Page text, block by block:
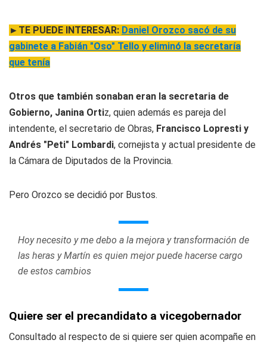
►TE PUEDE INTERESAR: Daniel Orozco sacó de su
gabinete a Fabián "Oso" Tello y eliminó la secretaría
que tenía
Otros que también sonaban eran la secretaria de
Gobierno, Janina Ortiz, quien además es pareja del
intendente, el secretario de Obras, Francisco Lopresti y
Andrés "Peti" Lombardi, cornejista y actual presidente de
la Cámara de Diputados de la Provincia.
Pero Orozco se decidió por Bustos.
Hoy necesito y me debo a la mejora y transformación de
las heras y Martín es quien mejor puede hacerse cargo
de estos cambios
Quiere ser el precandidato a vicegobernador
Consultado al respecto de si quiere ser quien acompañe en